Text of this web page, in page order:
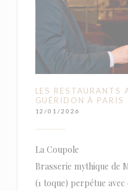
LES RESTAURANTS
GUÉRIDON À PARIS
12/01/2026
La Coupole
Brasserie mythique de
(1 toque) perpétue